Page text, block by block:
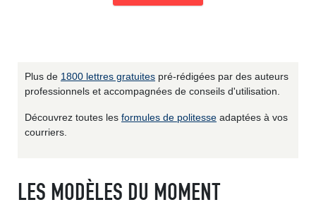
Plus de 1800 lettres gratuites pré-rédigées par des auteurs
professionnels et accompagnées de conseils d'utilisation.
Découvrez toutes les formules de politesse adaptées à vos
courriers.
LES MODÈLES DU MOMENT